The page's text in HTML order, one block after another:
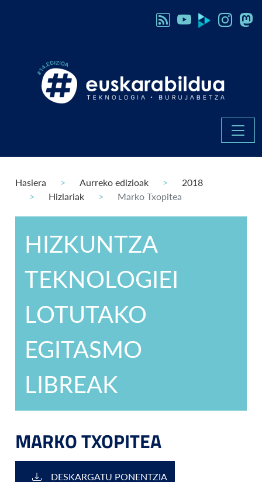
Hasiera Aurreko edizioak
2018
Hizlariak
Marko Txopitea
HIZKUNTZA
TEKNOLOGIEI
LOTUTAKO
EGITASMO
LIBREAK
MARKO TXOPITEA
DESKARGATU PONENTZIA